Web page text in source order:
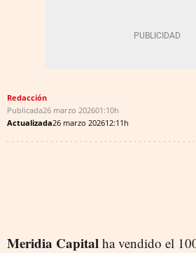
Redacción
Publicada26 marzo 202601:10h
Actualizada26 marzo 202612:11h
Meridia Capital ha vendido el